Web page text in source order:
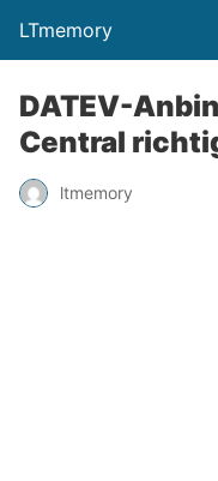
LTmemory
DATEV-
Central
ltmemory